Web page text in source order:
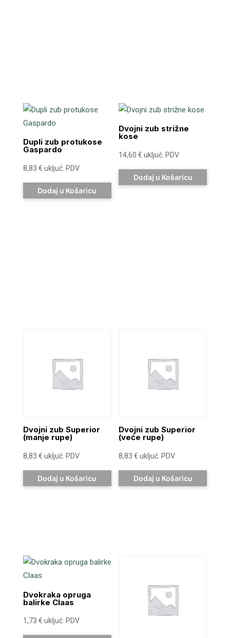
Dupli zub protukose
Gaspardo
8,83 € uključ. PDV
Dodaj u Košaricu
Dvojni zub strižne
kose
14,60€ uključ. PDV
Dodaj u Košaricu
Dvojni zub Superior
(manje rupe)
8,83 € uključ. PDV
Dodaj u Košaricu
Dvojni zub Superior
(veće rupe)
8,83€ uključ. PDV
Dodaj u Košaricu
Dvokraka opruga
balirke Claas
1,73 € uključ. PDV